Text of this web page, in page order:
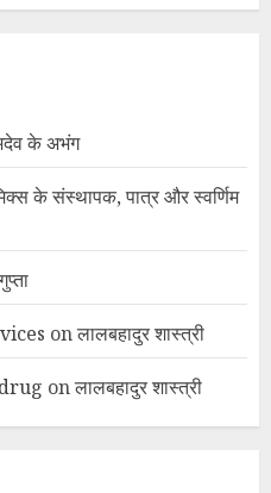
के अभंग
के संस्थापक, पात्र और स्वर्णिम
onलालबहादुर शास्त्री
onलालबहादुर शास्त्री